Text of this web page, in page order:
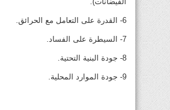
6- القدرة على التعامل مع الحرائق.
7- السيطرة على الفساد.
8- جودة البنية التحتية.
9- جودة الموارد المحلية.